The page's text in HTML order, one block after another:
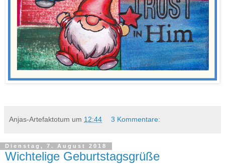
Anjas-Artefaktotum um 12:44 3 Kommentare:
Dienstag, 7. August 2018
Wichtelige Geburtstagsgrüße